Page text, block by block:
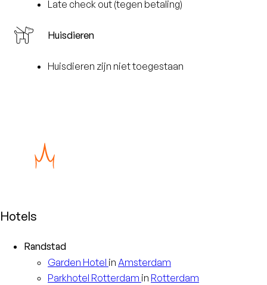
Late check out (tegen betaling)
Huisdieren
Huisdieren zijn niet toegestaan
Hotels
Randstad
Garden Hotel in Amsterdam
Parkhotel Rotterdam in Rotterdam